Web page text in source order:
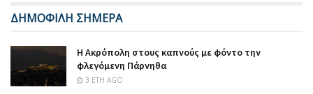
ΔΗΜΟΦΙΛΗ ΣΗΜΕΡΑ
Η Ακρόπολη στους καπνούς με φόντο την
φλεγόμενη Πάρνηθα
3 ΈΤΗ AGO